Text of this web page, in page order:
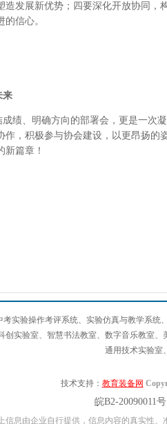
造发展新优势；四要深化开放协同，
信心。
来
、明确方向的部署会，更是一次
作，积极参与协会建设，以更昂扬的
新篇章！
实验操作考评系统、实验仿真与教学系
创实验室、智慧书法教室、数字音乐教室
通用技术实验室
技术支持： 教育装备网
皖B2-20090011
信息由企业自行提供，信息内容的真实性